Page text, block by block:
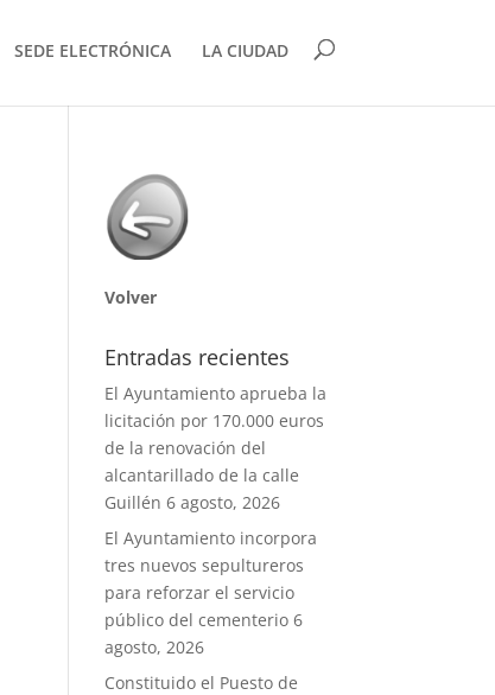
SEDE ELECTRÓNICA LA CIUDAD
Volver
Entradas recientes
El Ayuntamiento aprueba la
licitación por 170.000 euros
de la renovación del
alcantarillado de la calle
Guillén 6 agosto, 2026
El Ayuntamiento incorpora
tres nuevos sepultureros
para reforzar el servicio
público del cementerio 6
agosto, 2026
Constituido el Puesto de